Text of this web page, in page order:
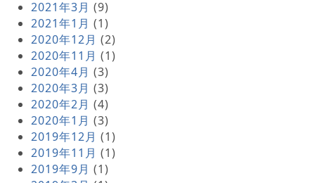
2021年3月 (9)
2021年1月 (1)
2020年12月 (2)
2020年11月 (1)
2020年4月 (3)
2020年3月 (3)
2020年2月 (4)
2020年1月 (3)
2019年12月 (1)
2019年11月 (1)
2019年9月 (1)